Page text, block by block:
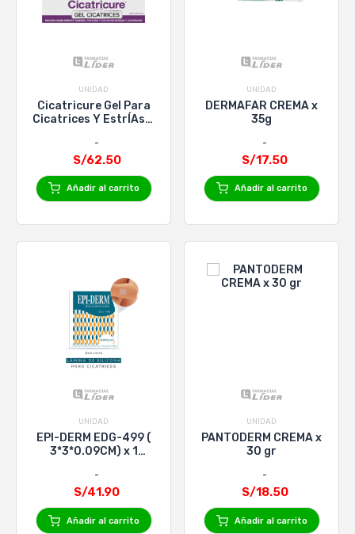
UNIDAD
Cicatricure Gel Para
Cicatrices Y EstrÍAs X
S/62.50
Añadir al carrito
UNIDAD
DERMAFAR CREMA x
35g
S/17.50
Añadir al carrito
UNIDAD
EPI-DERM EDG-499 (
3*3*0.09CM) x 1
S/41.90
Añadir al carrito
UNIDAD
PANTODERM CREMA x
30 gr
S/18.50
Añadir al carrito